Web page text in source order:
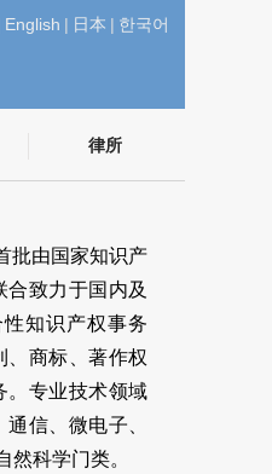
English | 日本 | 한국어
律所
批由国家知识产
致力于国内及
知识产权事务
、商标、著作权
。专业技术领域
信、微电子、
科学门类。